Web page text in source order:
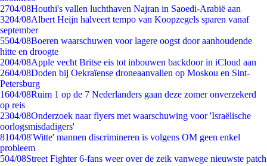
2704/08Houthi's vallen luchthaven Najran in Saoedi-Arabië aan
3204/08Albert Heijn halveert tempo van Koopzegels sparen vanaf
september
5504/08Boeren waarschuwen voor lagere oogst door aanhoudende
hitte en droogte
2004/08Apple vecht Britse eis tot inbouwen backdoor in iCloud aan
2604/08Doden bij Oekraïense droneaanvallen op Moskou en Sint-
Petersburg
1604/08Ruim 1 op de 7 Nederlanders gaan deze zomer onverzekerd
op reis
2304/08Onderzoek naar flyers met waarschuwing voor 'Israëlische
oorlogsmisdadigers'
8104/08'Witte' mannen discrimineren is volgens OM geen enkel
probleem
504/08Street Fighter 6-fans weer over de zeik vanwege nieuwste patch